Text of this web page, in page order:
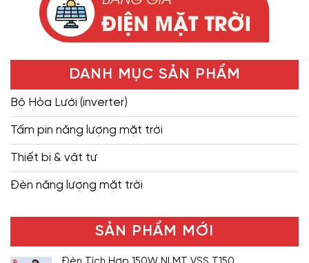
DANH MỤC SẢN PHẨM
Bộ Hòa Lưới (inverter)
Tấm pin năng lượng mặt trời
Thiết bị & vật tư
Đèn năng lượng mặt trời
SẢN PHẨM MỚI